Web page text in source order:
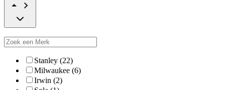
Stanley (22)
Milwaukee (6)
Irwin (2)